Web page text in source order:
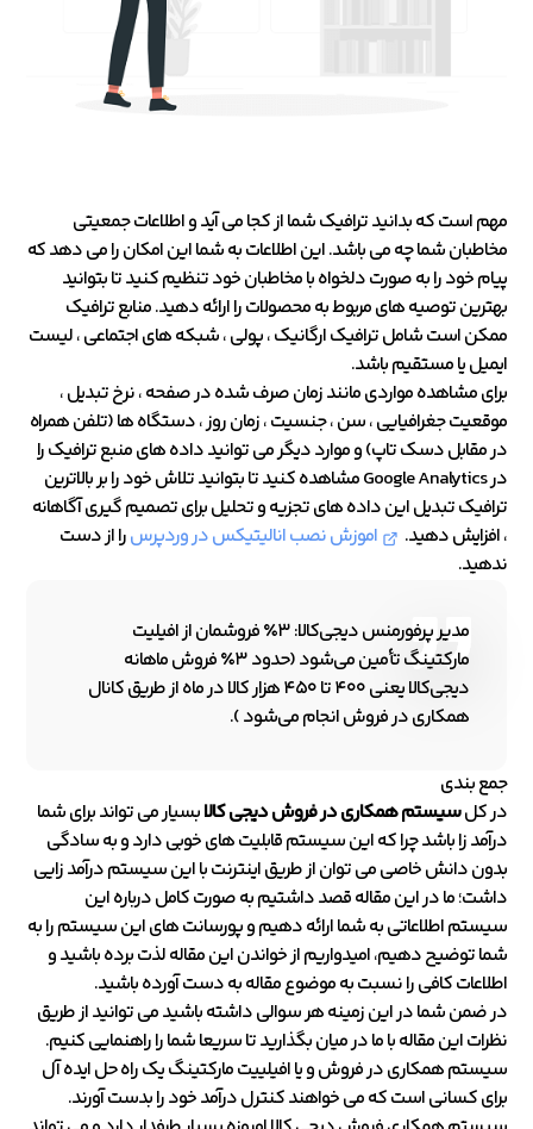
مهم است که بدانید ترافیک شما از کجا می آید و اطلاعات جمعیتی
مخاطبان شما چه می باشد. این اطلاعات به شما این امکان را می دهد که
پیام خود را به صورت دلخواه با مخاطبان خود تنظیم کنید تا بتوانید
بهترین توصیه های مربوط به محصولات را ارائه دهید. منابع ترافیک
ممکن است شامل ترافیک ارگانیک ، پولی ، شبکه های اجتماعی ، لیست
ایمیل یا مستقیم باشد.
برای مشاهده مواردی مانند زمان صرف شده در صفحه ، نرخ تبدیل ،
موقعیت جغرافیایی ، سن ، جنسیت ، زمان روز ، دستگاه ها (تلفن همراه
در مقابل دسک تاپ) و موارد دیگر می توانید داده های منبع ترافیک را
در Google Analytics مشاهده کنید تا بتوانید تلاش خود را بر بالاترین
ترافیک تبدیل این داده های تجزیه و تحلیل برای تصمیم گیری آگاهانه
، افزایش دهید.
اموزش نصب انالیتیکس در وردپرسرا از دست
ندهید.
مدیر پرفورمنس دیجی‌کالا: ۳٪ فروشمان از افیلیت
مارکتینگ تأمین می‌شود (حدود ۳٪ فروش ماهانه
دیجی‌کالا یعنی ۴۰۰ تا ۴۵۰ هزار کالا در ماه از طریق کانال
همکاری در فروش انجام می‌شود ).
جمع بندی
در کلسیستم همکاری در فروش دیجی کالابسیار می تواند برای شما
درآمد زا باشد چرا که این سیستم قابلیت های خوبی دارد و به سادگی
بدون دانش خاصی می توان از طریق اینترنت با این سیستم درآمد زایی
داشت؛ ما در این مقاله قصد داشتیم به صورت کامل درباره این
سیستم اطلاعاتی به شما ارائه دهیم و پورسانت های این سیستم را به
شما توضیح دهیم، امیدواریم از خواندن این مقاله لذت برده باشید و
اطلاعات کافی را نسبت به موضوع مقاله به دست آورده باشید.
در ضمن شما در این زمینه هر سوالی داشته باشید می توانید از طریق
نظرات این مقاله با ما در میان بگذارید تا سریعا شما را راهنمایی کنیم.
سیستم همکاری در فروش و یا افیلییت مارکتینگ یک راه حل ایده آل
برای کسانی است که می خواهند کنترل درآمد خود را بدست آورند.